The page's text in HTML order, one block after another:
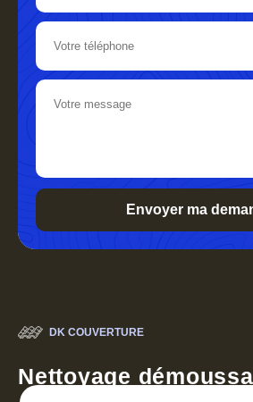
DK COUVERTURE
Nettoyage